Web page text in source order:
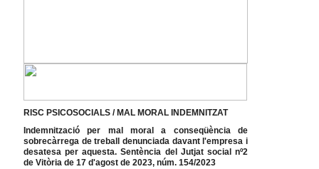
RISC PSICOSOCIALS / MAL MORAL INDEMNITZAT
Indemnització per mal moral a conseqüència de
sobrecàrrega de treball denunciada davant l'empresa i
desatesa per aquesta. Sentència del Jutjat social nº2
de Vitòria de 17 d'agost de 2023, núm. 154/2023